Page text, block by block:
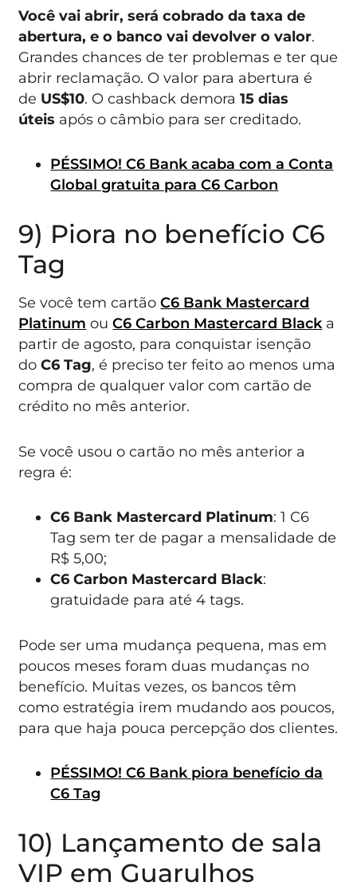
Você vai abrir, será cobrado da taxa de
abertura, e o banco vai devolver o valor.
Grandes chances de ter problemas e ter que
abrir reclamação. O valor para abertura é
de US$10. O cashback demora15 dias
úteis após o câmbio para ser creditado.
PÉSSIMO! C6 Bank acaba com a Conta
Global gratuita para C6 Carbon
9) Piora no benefício C6
Tag
Se você tem cartãoC6 Bank Mastercard
Platinum ouC6 Carbon Mastercard Blacka
partir de agosto, para conquistar isenção
doC6 Tag, é preciso ter feito ao menos uma
compra de qualquer valor com cartão de
crédito no mês anterior.
Se você usou o cartão no mês anterior a
regra é:
C6 Bank Mastercard Platinum: 1 C6
Tag sem ter de pagar a mensalidade de
R$ 5,00;
C6 Carbon Mastercard Black:
gratuidade para até 4 tags.
Pode ser uma mudança pequena, mas em
poucos meses foram duas mudanças no
benefício. Muitas vezes, os bancos têm
como estratégia irem mudando aos poucos,
para que haja pouca percepção dos clientes.
PÉSSIMO! C6 Bank piora benefício da
C6 Tag
10) Lançamento de sala
VIP em Guarulhos